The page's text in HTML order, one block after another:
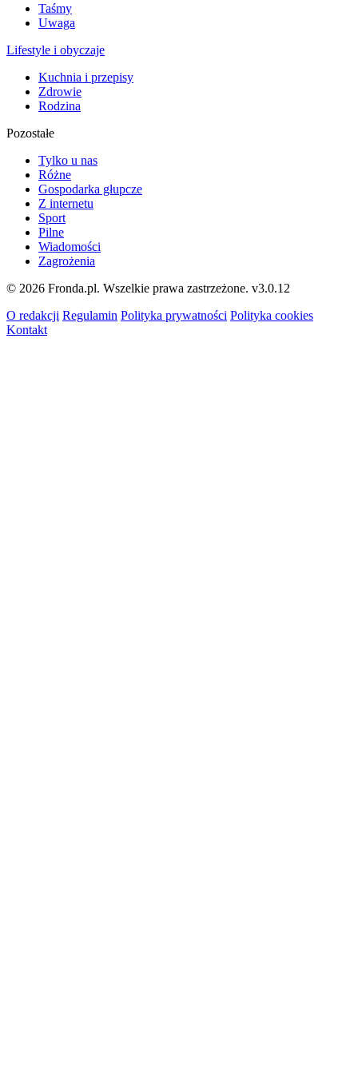
Taśmy
Uwaga
Lifestyle i obyczaje
Kuchnia i przepisy
Zdrowie
Rodzina
Pozostałe
Tylko u nas
Różne
Gospodarka głupcze
Z internetu
Sport
Pilne
Wiadomości
Zagrożenia
© 2026 Fronda.pl. Wszelkie prawa zastrzeżone. v3.0.12
O redakcji Regulamin Polityka prywatności Polityka cookies
Kontakt